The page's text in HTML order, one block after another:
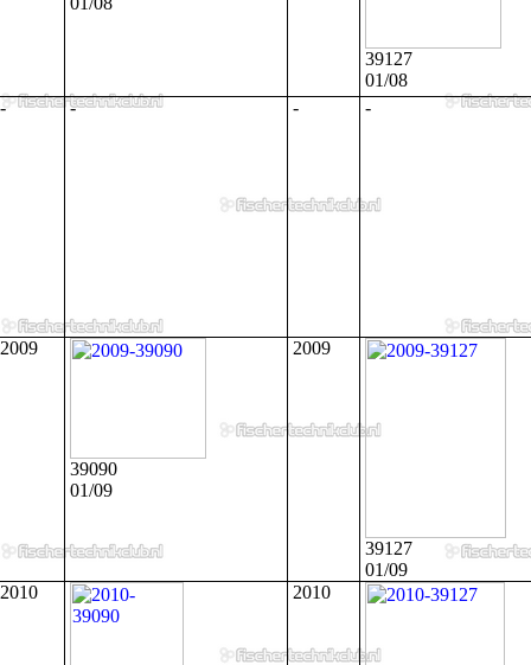
39127
01/08
-
- - -
2009
39090
01/09
2009
39127
01/09
2010
2010